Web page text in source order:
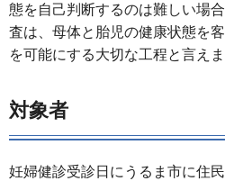
態を自己判断するのは難しい場
査は、母体と胎児の健康状態を
を可能にする大切な工程と言えま
対象者
妊婦健診受診日にうるま市に住